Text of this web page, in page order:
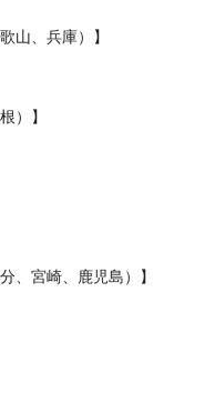
山、兵庫）】
）】
、宮崎、鹿児島）】